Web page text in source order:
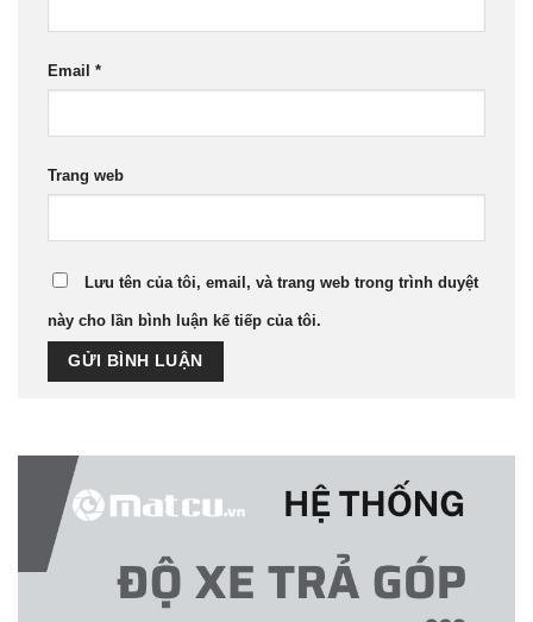
Email *
Trang web
Lưu tên của tôi, email, và trang web trong trình duyệt
này cho lần bình luận kế tiếp của tôi.